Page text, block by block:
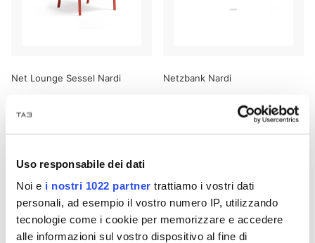
Uso responsabile dei dati
Noi e i nostri 1022 partner trattiamo i vostri dati
personali, ad esempio il vostro numero IP, utilizzando
tecnologie come i cookie per memorizzare e accedere
alle informazioni sul vostro dispositivo al fine di
Net Lounge Sessel Nardi Netzbank Nardi
€ 185,57